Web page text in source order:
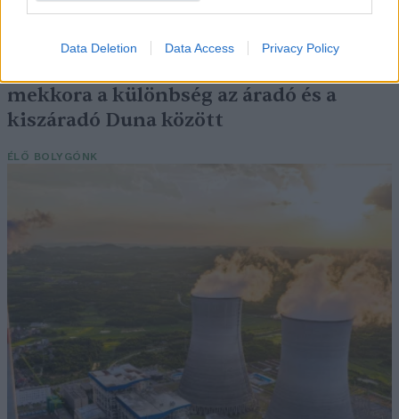
Data Deletion Data Access Privacy Policy
mekkora a különbség az áradó és a
kiszáradó Duna között
ÉLŐ BOLYGÓNK